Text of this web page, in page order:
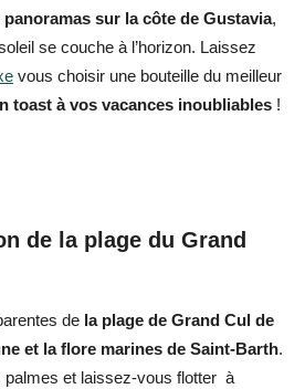
panoramas sur la côte de Gustavia,
se couche à l’horizon. Laissez
vous choisir une bouteille du meilleur
toast à vos vacances inoubliables !
de la plage du Grand
de la plage de Grand Cul de
et la flore marines de Saint-Barth.
palmes et laissez-vous flotter à